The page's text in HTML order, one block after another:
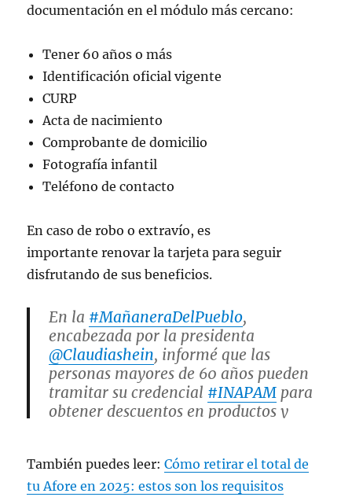
documentación en el módulo más cercano:
Tener 60 años o más
Identificación oficial vigente
CURP
Acta de nacimiento
Comprobante de domicilio
Fotografía infantil
Teléfono de contacto
En caso de robo o extravío, es
importante renovar la tarjeta para seguir
disfrutando de sus beneficios.
En la #MañaneraDelPueblo,
encabezada por la presidenta
@Claudiashein, informé que las
personas mayores de 60 años pueden
tramitar su credencial #INAPAM para
obtener descuentos en productos y
#MóduloBienestarmás cercano al
domicilio, el…
También puedes leer:Cómo retirar el total de
tu Afore en 2025: estos son los requisitos